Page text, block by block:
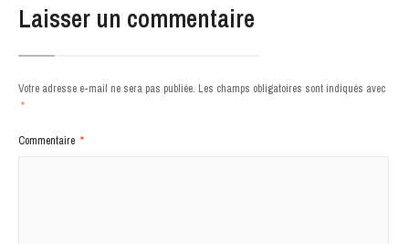
Laisser un commentaire
Votre adresse e-mail ne sera pas publiée. Les champs obligatoires sont indiqués avec
*
Commentaire *